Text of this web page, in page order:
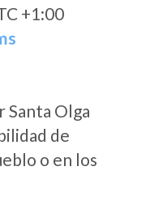
+1:00
Santa Olga
de
o en los